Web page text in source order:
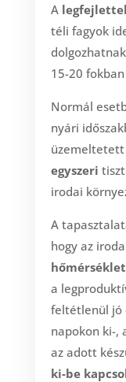
A
téli fagyok
15-20
Normál
nyári
egyszeri
irodai
A
hogy az
a
feltétlenül jó
napokon ki-,
az adott
ki-be